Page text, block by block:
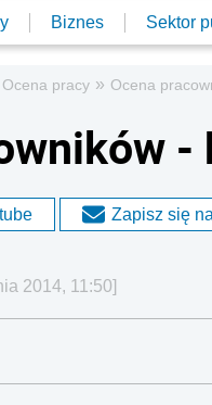
Biznes Sektor
Ocena pracy » Ocena
Zapisz się
2014, 11:50]